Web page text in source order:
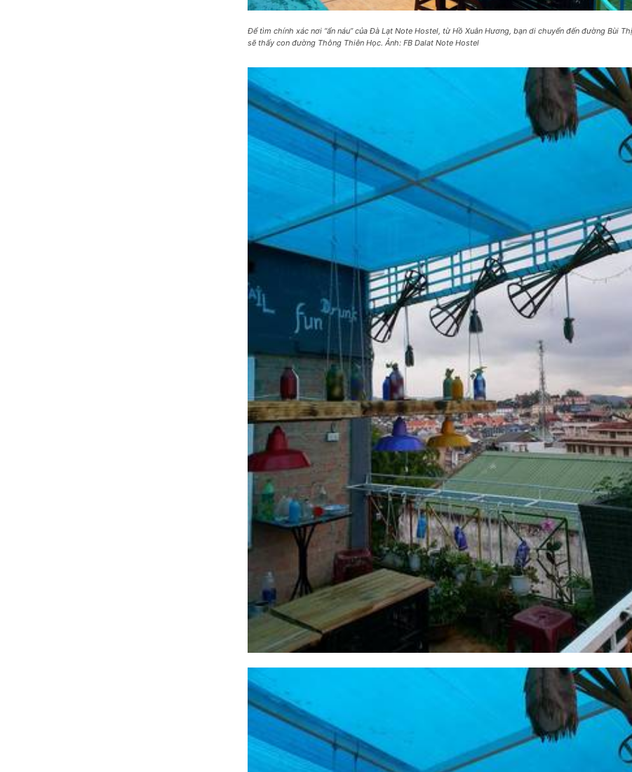
Để tìm chính xác nơi “ẩn náu” của Đà Lạt Note Hostel, từ Hồ Xuân Hương, bạn di chuyển đến đường Bùi
sẽ thấy con đường Thông Thiên Học. Ảnh: FB Dalat Note Hostel